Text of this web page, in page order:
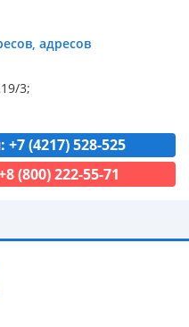
адресов
3;
(4217) 528-525
(800) 222-55-71